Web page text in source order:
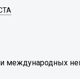
международных